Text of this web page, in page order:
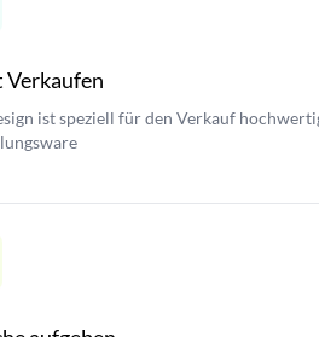
Verkaufen
ist speziell für den Verkauf